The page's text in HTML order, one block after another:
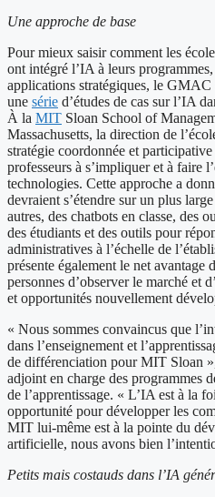
Une approche de base
Pour mieux saisir comment les
ont intégré l’IA à leurs
applications stratégiques, le
une série d’études de cas sur l’IA
À la MIT Sloan School of
Massachusetts, la direction de
stratégie coordonnée et
professeurs à s’impliquer et à faire
technologies. Cette approche a
devraient s’étendre sur un plus
autres, des chatbots en classe, des
des étudiants et des outils pour
administratives à l’échelle de
présente également le net avantage
personnes d’observer le marché et
et opportunités nouvellement
« Nous sommes convaincus que
dans l’enseignement et
de différenciation pour MIT Sloan
adjoint en charge des programmes
de l’apprentissage. « L’IA est à la
opportunité pour développer les
MIT lui-même est à la pointe du
artificielle, nous avons bien
Petits mais costauds dans l’IA